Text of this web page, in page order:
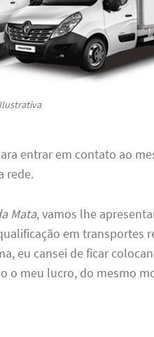
entrar em contato ao
rede.
Mata, vamos lhe
em transportes
eu cansei de ficar
o meu lucro, do mesmo